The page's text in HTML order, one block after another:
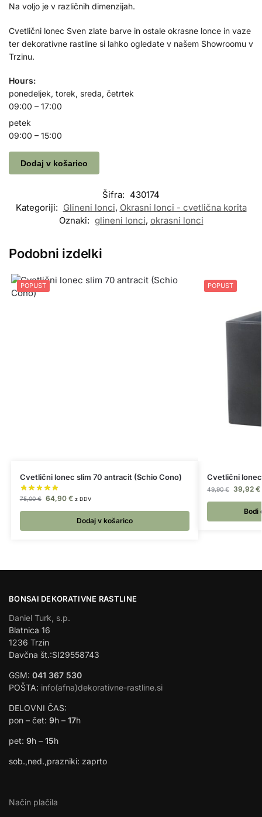
Na voljo je v različnih dimenzijah.
Cvetlični lonec Sven zlate barve in ostale okrasne lonce in vaze
ter dekorativne rastline si lahko ogledate v našem Showroomu v
Trzinu.
Hours:
ponedeljek, torek, sreda, četrtek
09:00 – 17:00
petek
09:00 – 15:00
Dodaj v košarico
Šifra: 430174
Kategoriji: Glineni lonci, Okrasni lonci - cvetlična korita
Oznaki: glineni lonci, okrasni lonci
Podobni izdelki
POPUST
Cvetlični lonec slim 70 antracit (Schio Cono)
75,00€ 64,90 € z DDV
Dodaj v košarico
POPUST
Cvetlični
49,90€ 39,92 €
Bodi
BONSAI DEKORATIVNE RASTLINE
Daniel Turk, s.p.
Blatnica 16
1236 Trzin
Davčna št.:SI29558743
GSM: 041 367 530
POŠTA: info(afna)dekorativne-rastline.si
DELOVNI ČAS:
pon – čet: 9h – 17h
pet: 9h – 15h
sob.,ned.,prazniki: zaprto
Način plačila